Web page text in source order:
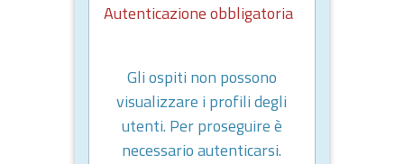
Autenticazione obbligatoria
Gli ospiti non possono
visualizzare i profili degli
utenti. Per proseguire è
necessario autenticarsi.